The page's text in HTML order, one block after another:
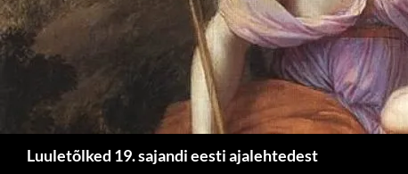
Luuletõlked 19. sajandi eesti ajalehtedest